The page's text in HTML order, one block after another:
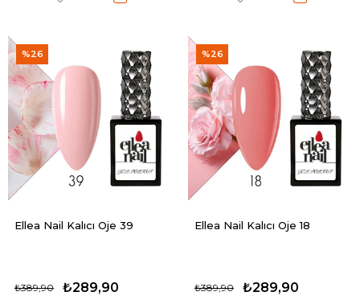
Ellea Nail Kalıcı Oje 39
₺289,90
₺389,90
%26
Ellea Nail Kalıcı Oje 18
₺289,90
₺389,90
%26